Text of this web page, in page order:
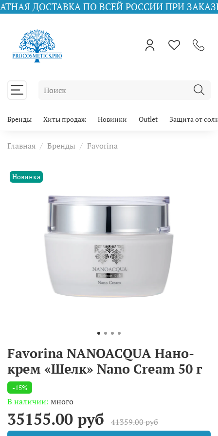
ПО ВСЕЙ РОССИИ ПРИ ЗАКАЗЕ ОТ
Бренды Хиты продаж Новинки Outlet Защита от
Главная Бренды Favorina
Новинка
Favorina NANOACQUA Нано-
крем «Шелк» Nano Cream 50 г
-15%
В наличии: много
35155.00 руб
41359.00 руб